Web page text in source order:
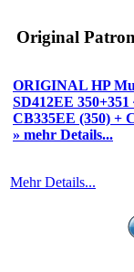
Original
ORIGINAL HP
SD412EE
CB335EE (350) +
» mehr Details...
Mehr Details...